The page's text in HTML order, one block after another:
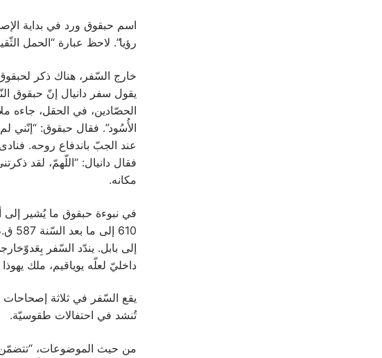
اسم حبقوق ورد في بداية
رؤيا”. لاحظ عبارة “الحمل
يقول سفر دانيال إنّ حبقوق
الحصّادين، في الحقل، جاءه
الأُسُود”. فقال حبقوق: “إنّني
عند الجبّ باندفاع روحه. فنادى
فقال دانيال: “اللّهمّ، لقد
مكانه.
في نبوءة حبقوق ما يُشير إلى
إلى بابل. ‏يندّد السّفر
داخليّ لعلّه يوياقيم، ملك يهوذا (609- 598 ق.م)
‏يقع السّفر في ثلاثة
تُنشد في احتفالات طقوسيّة. ‏
من حيث الموضوعات، “تتضمّن